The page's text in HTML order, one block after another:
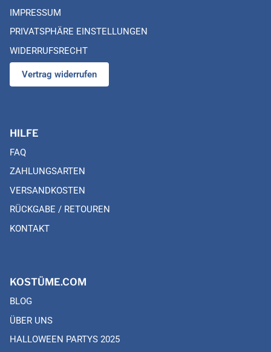
IMPRESSUM
PRIVATSPHÄRE EINSTELLUNGEN
WIDERRUFSRECHT
Vertrag widerrufen
HILFE
FAQ
ZAHLUNGSARTEN
VERSANDKOSTEN
RÜCKGABE / RETOUREN
KONTAKT
KOSTÜME.COM
BLOG
ÜBER UNS
HALLOWEEN PARTYS 2025